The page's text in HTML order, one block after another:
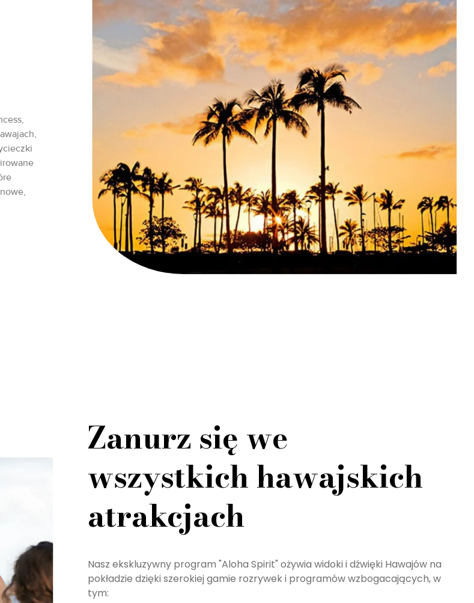
Zanurz się we
wszystkich hawajskich
atrakcjach
Nasz ekskluzywny program "Aloha Spirit" ożywia widoki i dźwięki Hawajów na
pokładzie dzięki szerokiej gamie rozrywek i programów wzbogacających, w
tym: